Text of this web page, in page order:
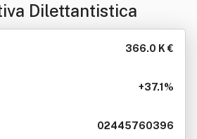
Dilettantistica
366.0 K €
+37.1%
02445760396